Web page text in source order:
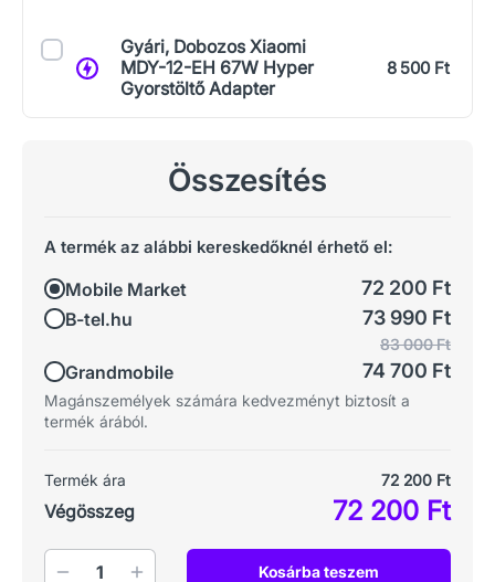
Gyári, Dobozos Xiaomi
MDY-12-EH 67W Hyper
Gyorstöltő Adapter
8 500 Ft
Összesítés
A termék az alábbi kereskedőknél érhető el:
Mobile Market 72 200 Ft
B-tel.hu 73 990 Ft
Grandmobile
83 000 Ft
74 700 Ft
Magánszemélyek számára kedvezményt biztosít a
termék árából.
Termék ára 72 200 Ft
Végösszeg 72 200 Ft
Mennyiség Kosárba teszem